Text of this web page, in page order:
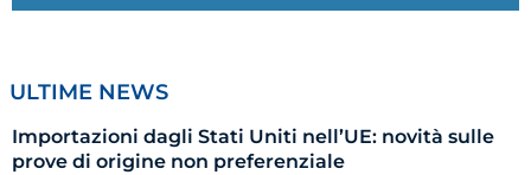
ULTIME NEWS
Importazioni dagli Stati Uniti nell’UE: novità sulle
prove di origine non preferenziale